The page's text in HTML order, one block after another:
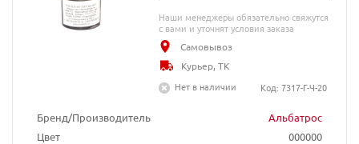
Бренд/Производитель
Альбатрос
Цвет
000000
Наши менеджеры обязательно свяжутся
с вами и уточнят условия заказа
Самовывоз
Курьер, ТК
Нет в наличии
Код: 7317-Г-Ч-20